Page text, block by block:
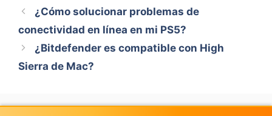
¿Cómo solucionar problemas de
conectividad en línea en mi PS5?
¿Bitdefender es compatible con High
Sierra de Mac?